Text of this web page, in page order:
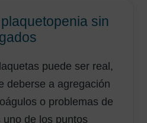
sin
puede ser real,
deberse a agregación
o problemas de
uno de los puntos